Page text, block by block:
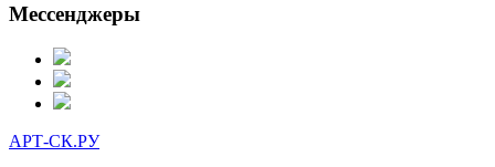
Мессенджеры
АРТ-СК.РУ